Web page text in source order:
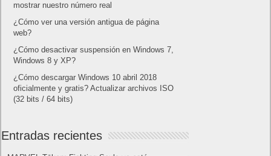
mostrar nuestro número real
¿Cómo ver una versión antigua de página
web?
¿Cómo desactivar suspensión en Windows 7,
Windows 8 y XP?
¿Cómo descargar Windows 10 abril 2018
oficialmente y gratis? Actualizar archivos ISO
(32 bits / 64 bits)
Entradas recientes